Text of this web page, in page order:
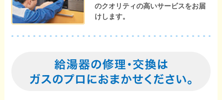
のクオリティの高いサービスをお届
けします。